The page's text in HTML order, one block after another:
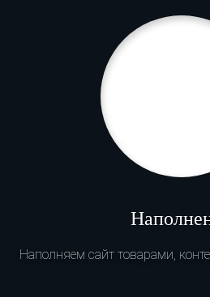
Наполняем сайт товарами,